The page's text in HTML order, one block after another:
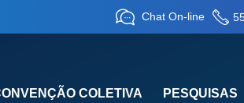
Chat On-line
COLETIVA PESQUISAS